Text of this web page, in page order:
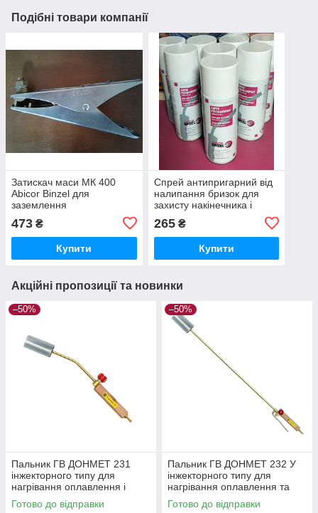
Подібні товари компанії
Затискач маси МК 400
Abicor Binzel для
заземлення
обладнання
473 ₴
Купити
Спрей антипригарний від
налипання бризок для
захисту накінечника і
сопла Abicor Binzel 400мл
265₴
Купити
Акційні пропозиції та новинки
–50%
Пальник ГВ ДОНМЕТ 231
інжекторного типу для
нагрівання оплавлення і
сушіння
Готово до відправки
–50%
Пальник ГВ ДОНМЕТ 232 У
інжекторного типу для
нагрівання оплавлення та
сушіння материалів
Готово до відправки